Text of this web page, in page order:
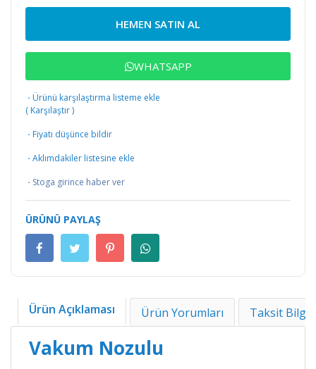
HEMEN SATIN AL
WHATSAPP
· Ürünü karşılaştırma listeme ekle
( Karşılaştır)
· Fiyatı düşünce bildir
· Aklımdakiler listesine ekle
· Stoga girince haber ver
ÜRÜNÜ PAYLAŞ
Ürün Açıklaması Ürün Yorumları Taksit
Vakum Nozulu